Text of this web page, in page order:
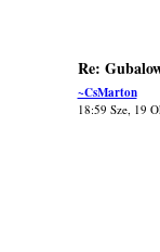
Re:
~CsMarton
18:59 Sze, 19